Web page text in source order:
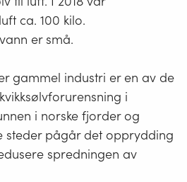
ca. 100 kilo.
er små.
gammel industri er en av de
i
i norske fjorder og
steder pågår det opprydding
spredningen av